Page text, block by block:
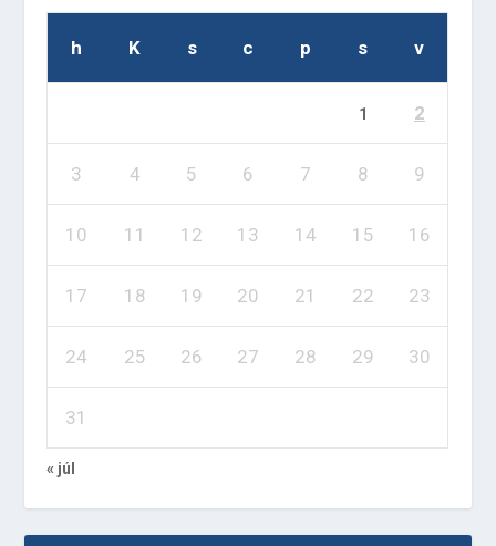
h K s c p s v
1 2
3 4 5 6 7 8 9
10 11 12 13 14 15 16
17 18 19 20 21 22 23
24 25 26 27 28 29 30
31
« júl